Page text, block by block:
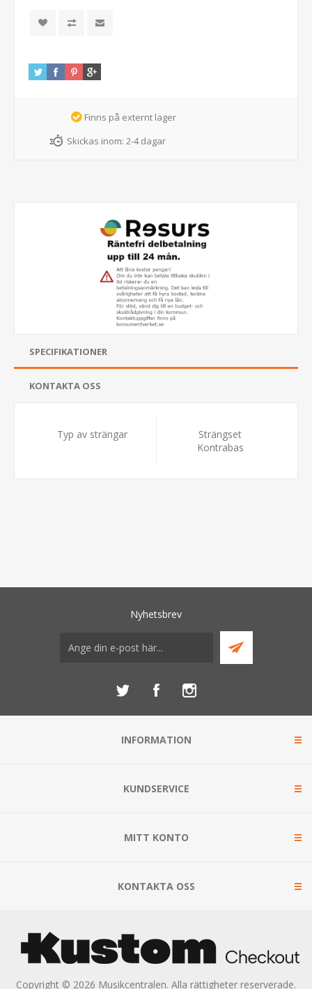
Finns på externt lager
Skickas inom: 2-4 dagar
SPECIFIKATIONER
KONTAKTA OSS
Typ av strängar
Strängset
Kontrabas
Nyhetsbrev
INFORMATION
KUNDSERVICE
MITT KONTO
KONTAKTA OSS
Copyright © 2026 Musikcentralen. Alla rättigheter reserverade.